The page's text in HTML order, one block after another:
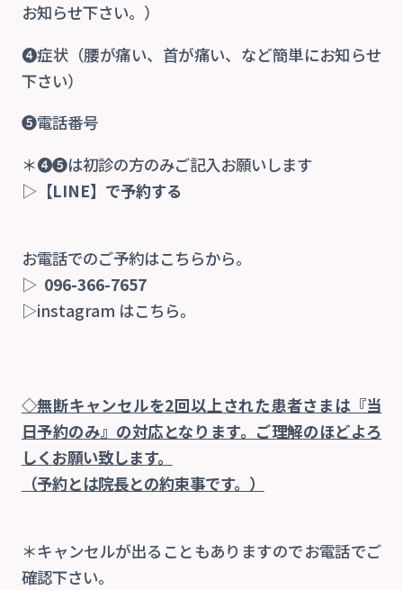
お知らせ下さい。）
❹症状（腰が痛い、首が痛い、など簡単にお知らせ
下さい）
❺電話番号
＊❹❺は初診の方のみご記入お願いします
▷ 【LINE】で予約する
お電話でのご予約はこちらから。
▷ 096-366-7657
▷instagram はこちら。
◇無断キャンセルを2回以上された患者さまは『当
日予約のみ』の対応となります。ご理解のほどよろ
しくお願い致します。
（予約とは院長との約束事です。）
＊キャンセルが出ることもありますのでお電話でご
確認下さい。